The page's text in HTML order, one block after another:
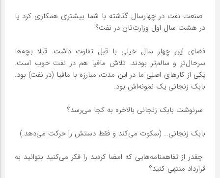
‌ صنعت نفت در چهارسال گذشته با شما بیشتری همکاری کرد یا
در هشت سال اول وزارت‌تان در نفت؟
فضای این چهار سال خیلی با قبل تفاوت داشت. قبلا بچه‌ها
سرحال‌تر و سالم‌تر بودند. تلاش مافیا هم در نفت خوب است.
یکی از کارهای اصلی ما در این مدت، مبارزه با مافیا (در نفت) بود.
بابک زنجانی یک نمونه‌اش بود.
‌ سرنوشت بابک زنجانی بالاخره به کجا می‌رسد؟
بابک زنجانی… (سکوت می‌کند و فقط دستش را حرکت می‌دهد.)
‌ چقدر از تفاهمنامه‌هایی که امضا کردید را فکر می‌کنید بتوانید به
قرارداد منتهی کنید؟